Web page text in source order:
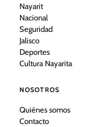
Nayarit
Nacional
Seguridad
Jalisco
Deportes
Cultura Nayarita
NOSOTROS
Quiénes somos
Contacto